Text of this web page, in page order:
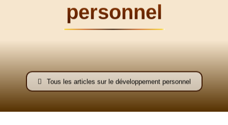
–
personnel
Tous les articles sur le développement personnel